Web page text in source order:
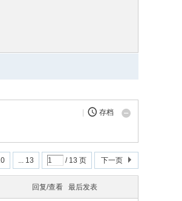
存档
... 13 / 13 页 下一页
回复/查看 最后发表